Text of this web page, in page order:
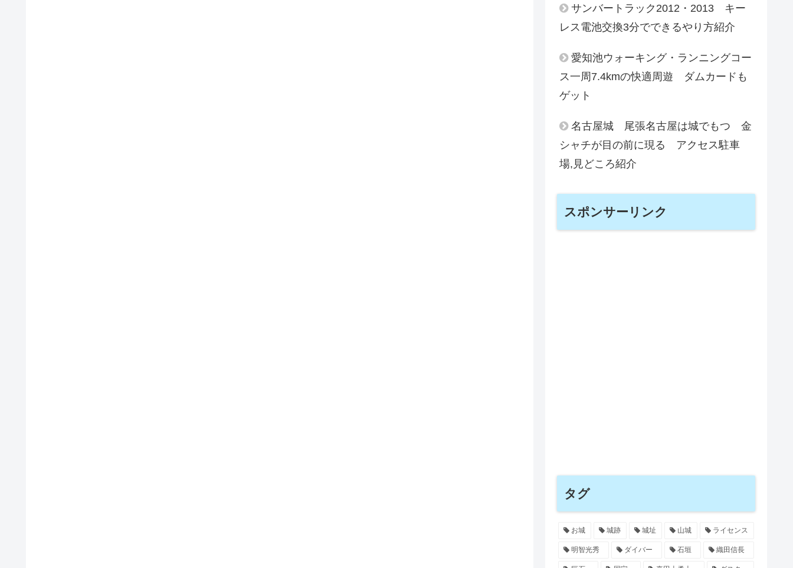
サンバートラック2012・2013 キー
レス電池交換3分でできるやり方紹介
愛知池ウォーキング・ランニングコー
ス一周7.4kmの快適周遊 ダムカードも
ゲット
名古屋城 尾張名古屋は城でもつ 金
シャチが目の前に現る アクセス駐車
場,見どころ紹介
スポンサーリンク
タグ
お城 城跡 城址 山城 ライセンス
明智光秀 ダイバー 石垣 織田信長